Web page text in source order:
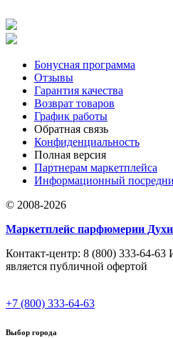
Бонусная программа
Отзывы
Гарантия качества
Возврат товаров
График работы
Обратная связь
Конфиденциальность
Полная версия
Партнерам маркетплейса
Информационный
© 2008-2026
Маркетплейс парфюмерии
Контакт-центр: 8 (800) 333-64-63
является публичной офертой
+7 (800) 333-64-63
Выбор города